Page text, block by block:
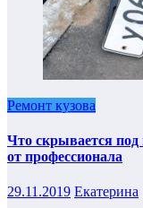
Ремонт кузова
Что скрывается
от профессионала
29.11.2019 Екатерина